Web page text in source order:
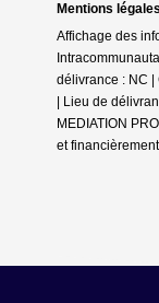
Mentions légales
Affichage des
délivrance : NC |
| Lieu de
MEDIATION
et